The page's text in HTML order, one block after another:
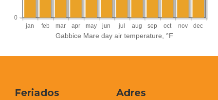
Feriados Adres